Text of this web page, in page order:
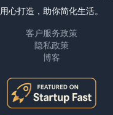
用心打造，助你简化生活。
客户服务政策
隐私政策
博客